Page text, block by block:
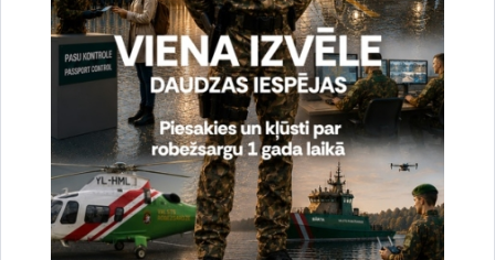
režīmā) vai sazinoties ar Valsts robežsardzes Daugavpils
pārvaldes operatīvo dežurantu tālr. 65403777, mob.
22020361, e-pasts:dap.od@rs.gov.lv.
Valsts robežsardze par personu nelikumīgu pārvietošanu
un/vai personu nodrošināšanu ar iespēju nelikumīgi
uzturēties Latvijā šogad jau uzsākusi 64 kriminālprocesus (no
kuriem 19 izdalīti no iepriekš uzsāktiem kriminālprocesiem)
pret 52 personām.